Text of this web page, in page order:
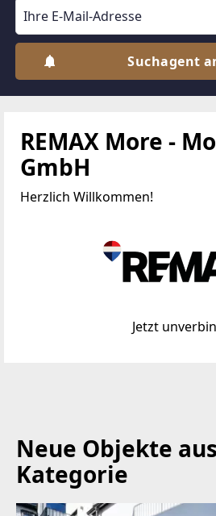
Suchagent
REMAX More -
GmbH
Herzlich Willkommen!
Jetzt
WEBSITE
https://www.remax.at/de/ib/
EMAIL
Neue Objekte
Kategorie